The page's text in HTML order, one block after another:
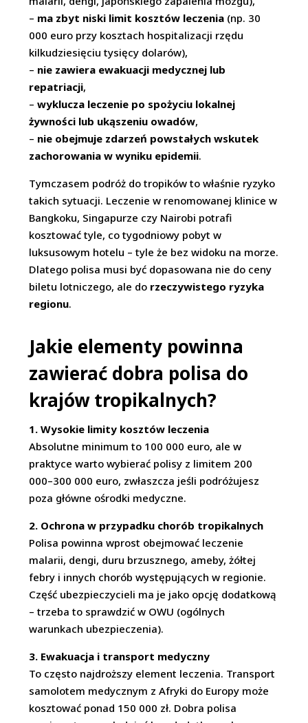
– ma zbyt niski limit kosztów leczenia (np. 30
000 euro przy kosztach hospitalizacji rzędu
kilkudziesięciu tysięcy dolarów),
– nie zawiera ewakuacji medycznej lub
repatriacji,
–wyklucza leczenie po spożyciu lokalnej
żywności lub ukąszeniu owadów,
– nie obejmuje zdarzeń powstałych wskutek
zachorowania w wyniku epidemii.
Tymczasem podróż do tropików to właśnie ryzyko
takich sytuacji. Leczenie w renomowanej klinice w
Bangkoku, Singapurze czy Nairobi potrafi
kosztować tyle, co tygodniowy pobyt w
luksusowym hotelu – tyle że bez widoku na morze.
Dlatego polisa musi być dopasowana nie do ceny
biletu lotniczego, ale do rzeczywistego ryzyka
regionu.
Jakie elementy powinna
zawierać dobra polisa do
krajów tropikalnych?
1. Wysokie limity kosztów leczenia
Absolutne minimum to 100 000 euro, ale w
praktyce warto wybierać polisy z limitem 200
000–300 000 euro, zwłaszcza jeśli podróżujesz
poza główne ośrodki medyczne.
2. Ochrona w przypadku chorób tropikalnych
Polisa powinna wprost obejmować leczenie
malarii, dengi, duru brzusznego, ameby, żółtej
febry i innych chorób występujących w regionie.
Część ubezpieczycieli ma je jako opcję dodatkową
– trzeba to sprawdzić w OWU (ogólnych
warunkach ubezpieczenia).
3. Ewakuacja i transport medyczny
To często najdroższy element leczenia. Transport
samolotem medycznym z Afryki do Europy może
kosztować ponad 150 000 zł. Dobra polisa